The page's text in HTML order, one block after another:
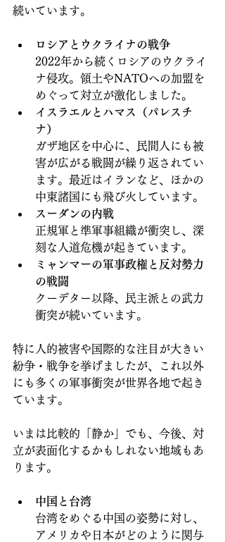
続いています。
ロシアとウクライナの戦争
2022年から続くロシアのウクライ
ナ侵攻。領土やNATOへの加盟を
めぐって対立が激化しました。
イスラエルとハマス（パレスチ
ナ）
ガザ地区を中心に、民間人にも被
害が広がる戦闘が繰り返されてい
ます。最近はイランなど、ほかの
中東諸国にも飛び火しています。
スーダンの内戦
正規軍と準軍事組織が衝突し、深
刻な人道危機が起きています。
ミャンマーの軍事政権と反対勢力
の戦闘
クーデター以降、民主派との武力
衝突が続いています。
特に人的被害や国際的な注目が大きい
紛争・戦争を挙げましたが、これ以外
にも多くの軍事衝突が世界各地で起き
ています。
いまは比較的「静か」でも、今後、対
立が表面化するかもしれない地域もあ
ります。
中国と台湾
台湾をめぐる中国の姿勢に対し、
アメリカや日本がどのように関与